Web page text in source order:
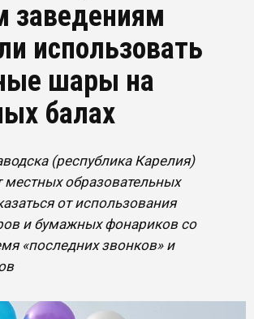
заведениям
использовать
шары на
балах
(республика Карелия)
местных образовательных
от использования
и бумажных фонариков со
«последних звонков» и